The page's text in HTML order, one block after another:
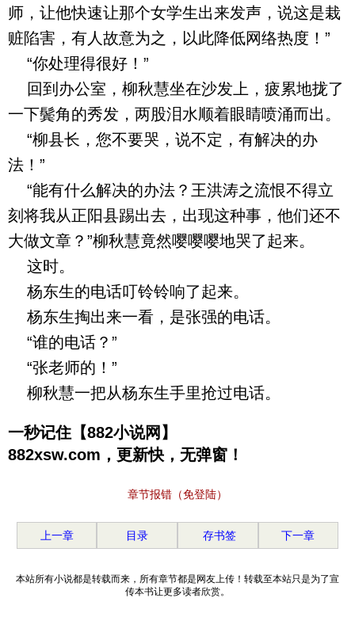
师，让他快速让那个女学生出来发声，说这是栽
赃陷害，有人故意为之，以此降低网络热度！”
“你处理得很好！”
回到办公室，柳秋慧坐在沙发上，疲累地拢了
一下鬓角的秀发，两股泪水顺着眼睛喷涌而出。
“柳县长，您不要哭，说不定，有解决的办
法！”
“能有什么解决的办法？王洪涛之流恨不得立
刻将我从正阳县踢出去，出现这种事，他们还不
大做文章？”柳秋慧竟然嘤嘤嘤地哭了起来。
这时。
杨东生的电话叮铃铃响了起来。
杨东生掏出来一看，是张强的电话。
“谁的电话？”
“张老师的！”
柳秋慧一把从杨东生手里抢过电话。
一秒记住【882小说网】
882xsw.com，更新快，无弹窗！
章节报错（免登陆）
上一章 目录 存书签 下一章
本站所有小说都是转载而来，所有章节都是网友上传！转载至本站只是为了宣
传本书让更多读者欣赏。